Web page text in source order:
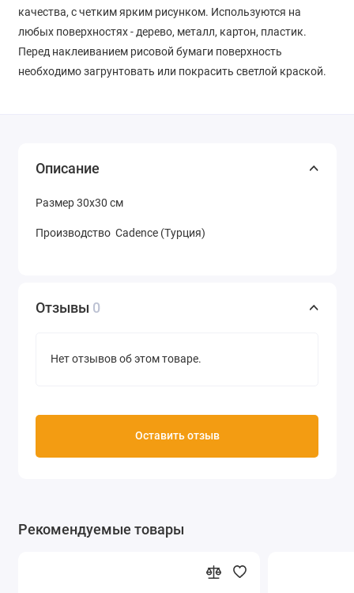
качества, с четким ярким рисунком. Используются на
любых поверхностях - дерево, металл, картон, пластик.
Перед наклеиванием рисовой бумаги поверхность
необходимо загрунтовать или покрасить светлой краской.
Описание
Размер 30х30 см
Производство Cadence (Турция)
Отзывы 0
Нет отзывов об этом товаре.
Оставить отзыв
Рекомендуемые товары